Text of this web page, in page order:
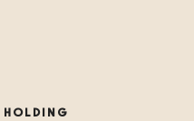
HOLDING